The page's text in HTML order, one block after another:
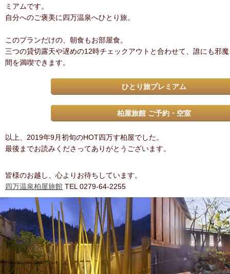
ミアムです。
自分へのご褒美に四万温泉へひとり旅。
このプランだけの、朝食もお部屋食。
三つの貸切露天や遅めの12時チェックアウトと合わせて、誰にも邪
間を満喫できます。
ひとり旅プレミアム
柏屋旅館 ご予約・空室
以上、2019年9月初旬のHOT四万す柏屋でした。
最後までお読みくださってありがとうございます。
皆様のお越し、心よりお待ちしています。
四万温泉柏屋旅館 TEL 0279-64-2255